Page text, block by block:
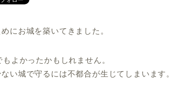
にお城を築いてきました。
よかったかもしれません。
い城で守るには不都合が生じてしまいます。